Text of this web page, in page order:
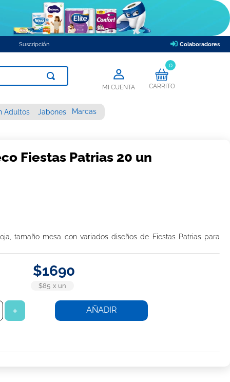
Suscripción Colaboradores
MI CUENTA
0
CARRITO
Adultos Jabones Marcas
Fiestas Patrias 20 un
tamaño mesa con variados diseños de Fiestas Patrias para
$1690
$85 x un
＋ AÑADIR